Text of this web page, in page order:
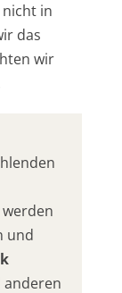
in
das
wir
und
anderen